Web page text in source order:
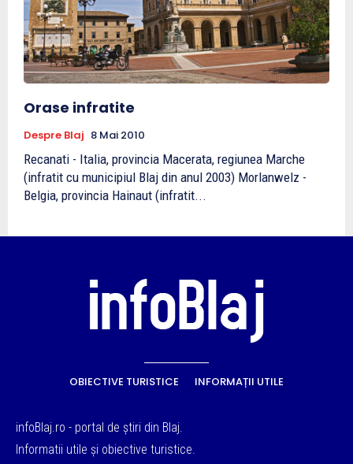
Orase infratite
Despre Blaj 8 Mai 2010
Recanati - Italia, provincia Macerata, regiunea Marche
(infratit cu municipiul Blaj din anul 2003) Morlanwelz -
Belgia, provincia Hainaut (infratit...
OBIECTIVE TURISTICE INFORMAȚII UTILE
infoBlaj.ro - portal de știri din Blaj.
Informatii utile și obiective turistice.